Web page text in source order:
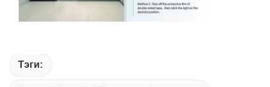
Тэги: